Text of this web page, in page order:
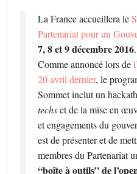
La France accueillera le
Partenariat pour un
7, 8 et 9 décembre 2016.
Comme annoncé lors de
20 avril dernier, le
Sommet inclut un
techset de la mise en
et engagements du
est de présenter et de
membres du Partenariat
“boîte à outils” de